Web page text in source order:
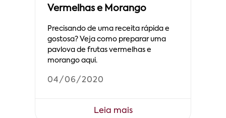
Vermelhas e Morango
Precisando de uma receita rápida e
gostosa? Veja como preparar uma
pavlova de frutas vermelhas e
morango aqui.
04/06/2020
Leia mais